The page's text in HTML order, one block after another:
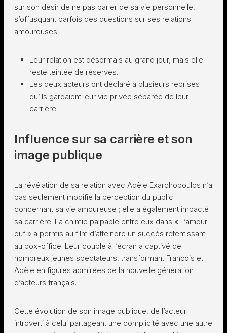
sur son désir de ne pas parler de sa vie personnelle,
s’offusquant parfois des questions sur ses relations
amoureuses.
Leur relation est désormais au grand jour, mais elle
reste teintée de réserves.
Les deux acteurs ont déclaré à plusieurs reprises
qu’ils gardaient leur vie privée séparée de leur
carrière.
Influence sur sa carrière et son
image publique
La révélation de sa relation avec Adèle Exarchopoulos n’a
pas seulement modifié la perception du public
concernant sa vie amoureuse ; elle a également impacté
sa carrière. La chimie palpable entre eux dans « L’amour
ouf » a permis au film d’atteindre un succès retentissant
au box-office. Leur couple à l’écran a captivé de
nombreux jeunes spectateurs, transformant François et
Adèle en figures admirées de la nouvelle génération
d’acteurs français.
Cette évolution de son image publique, de l’acteur
introverti à celui partageant une complicité avec une autre